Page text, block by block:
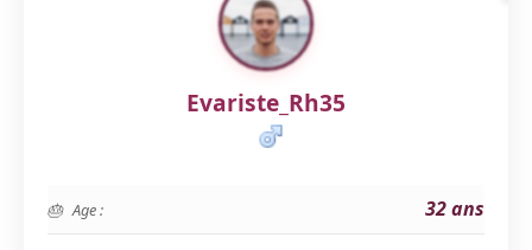
Evariste_Rh35
Age : 32 ans